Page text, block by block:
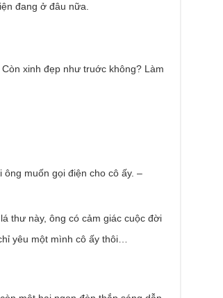
đang ở đâu nữa.
xinh đẹp như truớc không? Làm
muốn gọi điện cho cô ấy. –
thư này, ông có cảm giác cuộc đời
yêu một mình cô ấy thôi…